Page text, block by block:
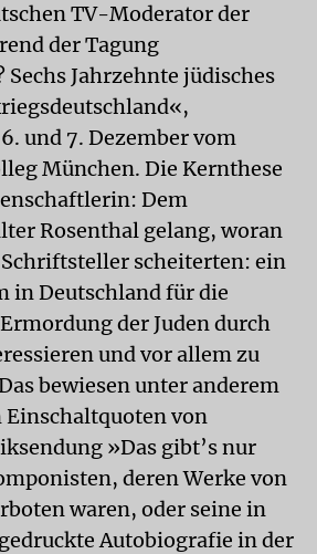
TV-Moderator der
der Tagung
Jahrzehnte jüdisches
und 7. Dezember vom
München. Die Kernthese
Dem
Rosenthal gelang, woran
scheiterten: ein
in Deutschland für die
der Juden durch
und vor allem zu
bewiesen unter anderem
von
»Das gibt’s nur
deren Werke von
waren, oder seine in
Autobiografie in der